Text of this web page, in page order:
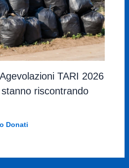
TARI 2026
riscontrando
Donati